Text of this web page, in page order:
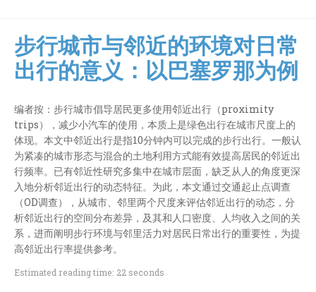
步行城市与邻近的环境对日常
出行的意义：以巴塞罗那为例
编者按：步行城市倡导居民更多使用邻近出行（proximity
trips），减少小汽车的使用，本质上是绿色出行在城市尺度上的
体现。本文中邻近出行是指10分钟内可以完成的步行出行。一般认
为紧凑的城市形态与混合的土地利用方式能有效提高居民的邻近出
行频率。已有邻近性研究多集中在城市层面，缺乏从人的角度更深
入地分析邻近出行的动态特征。为此，本文通过交通起止点调查
（OD调查），从城市、邻里两个尺度来评估邻近出行的动态，分
析邻近出行的空间分布差异，及其和人口密度、人均收入之间的关
系，进而阐明步行环境与邻里活力对居民日常出行的重要性，为提
高邻近出行率提供参考。
Estimated reading time: 22 seconds